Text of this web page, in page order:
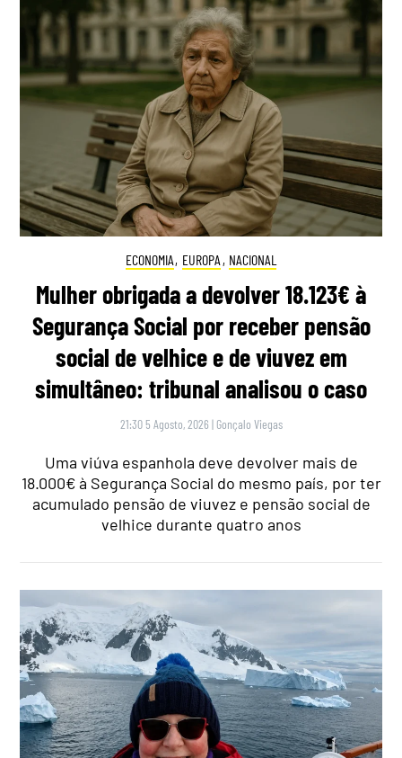
ECONOMIA, EUROPA , NACIONAL
Mulher obrigada a devolver 18.123€ à
Segurança Social por receber pensão
social de velhice e de viuvez em
simultâneo: tribunal analisou o caso
21:30 5 Agosto, 2026 | Gonçalo Viegas
Uma viúva espanhola deve devolver mais de
18.000€ à Segurança Social do mesmo país, por ter
acumulado pensão de viuvez e pensão social de
velhice durante quatro anos